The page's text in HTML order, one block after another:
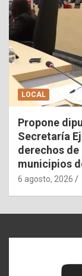
LOCAL
Propone
Secretaría
derechos de
municipios
6 agosto, 2026